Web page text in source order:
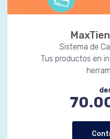
Sistema de
Tus productos en